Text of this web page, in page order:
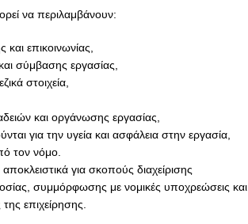
να περιλαμβάνουν:
και επικοινωνίας,
σύμβασης εργασίας,
στοιχεία,
και οργάνωσης εργασίας,
για την υγεία και ασφάλεια στην εργασία,
τον νόμο.
αποκλειστικά για σκοπούς διαχείρισης
συμμόρφωσης με νομικές υποχρεώσεις και
επιχείρησης.